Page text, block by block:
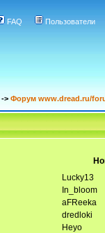
FAQ Пользователи
-> Форум www.dread.ru/
Lucky13
In_bloom
aFReeka
dredloki
Heyo